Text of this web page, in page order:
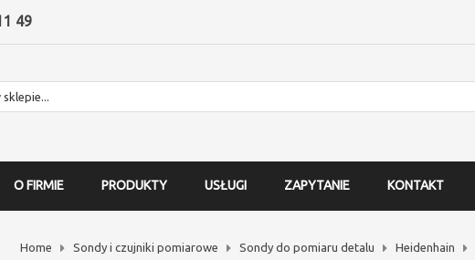
49
O FIRMIE PRODUKTY USŁUGI ZAPYTANIE KONTAKT
Home Sondy i czujniki pomiarowe Sondy do pomiaru detalu Heidenhain